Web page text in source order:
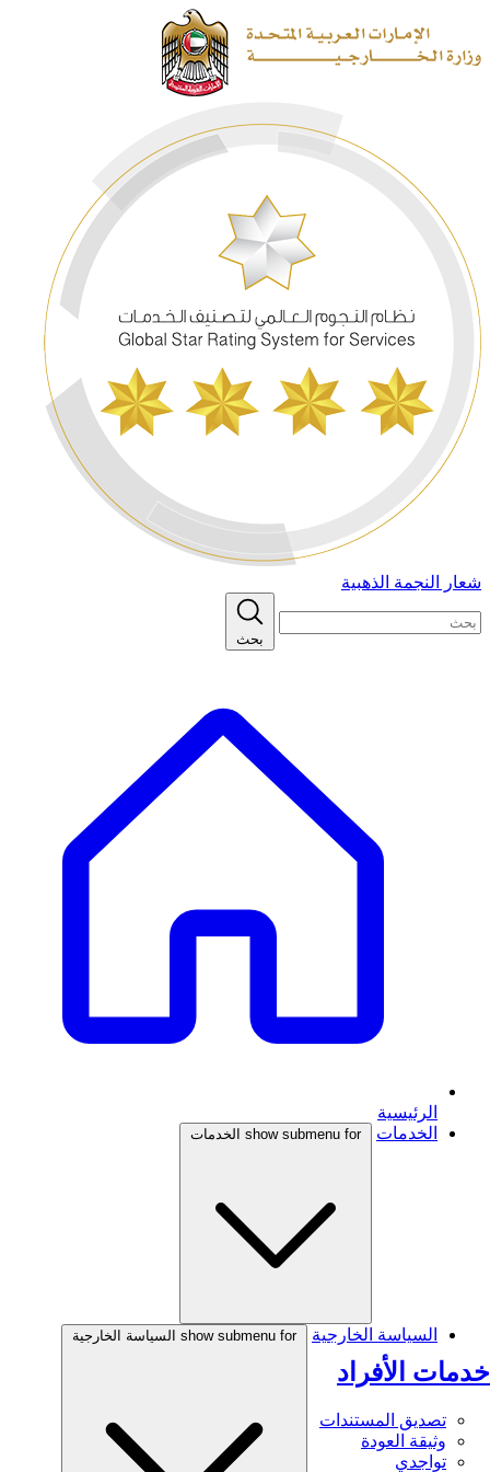
شعار النجمة الذهبية
بحث
الرئيسية
الخدمات
show submenu for الخدمات
خدمات الأفراد
تصديق المستندات
وثيقة العودة
تواجدي
السياسة الخارجية show submenu for السياسة الخارجية